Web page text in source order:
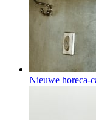
Nieuwe horeca-